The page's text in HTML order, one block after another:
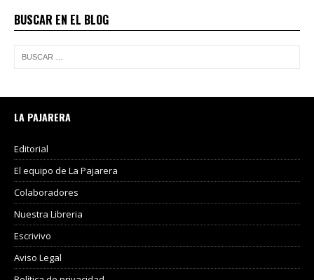
BUSCAR EN EL BLOG
LA PAJARERA
Editorial
El equipo de La Pajarera
Colaboradores
Nuestra Libreria
Escrivivo
Aviso Legal